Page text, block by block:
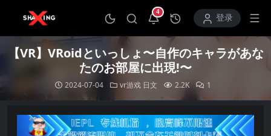
4
打开通知中心登录
【VR】VRoidといっしょ〜自作のキャラがあな
たのお部屋に出現!〜
2024-07-04 vr游戏 日文 2.2K 1